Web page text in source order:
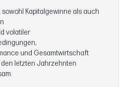
Kapitalgewinne als auch
volatiler
und Gesamtwirtschaft
den letzten Jahrzehnten